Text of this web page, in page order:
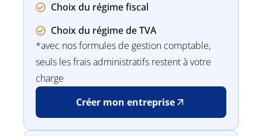
Choix du régime fiscal
Choix du régime de TVA
*avec nos formules de gestion comptable,
seuls les frais administratifs restent à votre
charge
Créer mon entreprise